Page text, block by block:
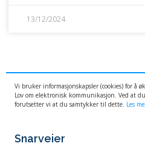
13/12/2024
Vi bruker informasjonskapsler (cookies) for å
Lov om elektronisk kommunikasjon. Ved at
forutsetter vi at du samtykker til dette. Les
Snarveier